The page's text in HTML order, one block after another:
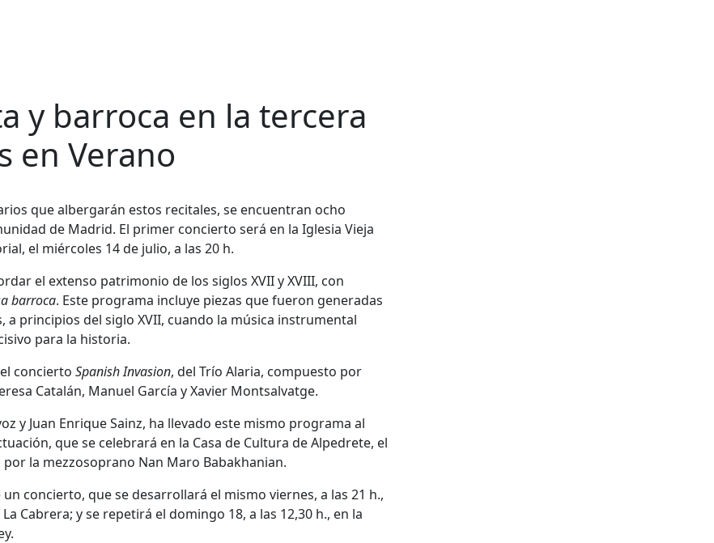
y barroca en la tercera
en Verano
que albergarán estos recitales, se encuentran ocho
de Madrid. El primer concierto será en la Iglesia Vieja
el miércoles 14 de julio, a las 20 h.
el extenso patrimonio de los siglos XVII y XVIII, con
barroca. Este programa incluye piezas que fueron generadas
a principios del siglo XVII, cuando la música instrumental
para la historia.
concierto Spanish Invasion, del Trío Alaria, compuesto por
Catalán, Manuel García y Xavier Montsalvatge.
y Juan Enrique Sainz, ha llevado este mismo programa al
que se celebrará en la Casa de Cultura de Alpedrete, el
la mezzosoprano Nan Maro Babakhanian.
concierto, que se desarrollará el mismo viernes, a las 21 h.,
Cabrera; y se repetirá el domingo 18, a las 12,30 h., en la